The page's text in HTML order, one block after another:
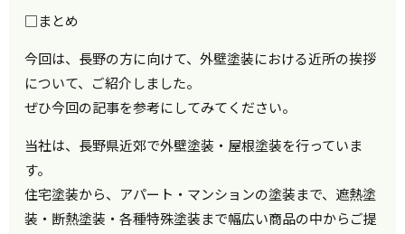
□まとめ
今回は、長野の方に向けて、外壁塗装における近所の挨拶
について、ご紹介しました。
ぜひ今回の記事を参考にしてみてください。
当社は、長野県近郊で外壁塗装・屋根塗装を行っていま
す。
住宅塗装から、アパート・マンションの塗装まで、遮熱塗
装・断熱塗装・各種特殊塗装まで幅広い商品の中からご提